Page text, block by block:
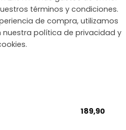
términos y condiciones.
de compra, utilizamos
nuestra política de privacidad y
189,90